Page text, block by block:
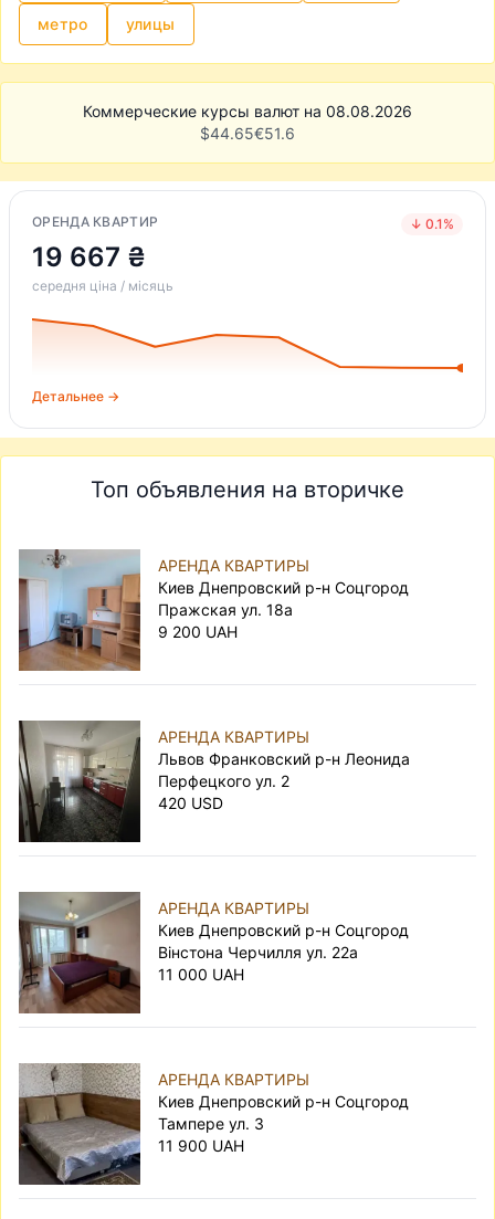
метро улицы
Коммерческие курсы валют на 08.08.2026
$44.65€51.6
ОРЕНДА КВАРТИР ↓ 0.1%
19 667 ₴
середня ціна / місяць
Детальнее →
Топ объявления на вторичке
АРЕНДА КВАРТИРЫ
Киев Днепровский р-н Соцгород
Пражская ул. 18а
9 200 UAH
АРЕНДА КВАРТИРЫ
Львов Франковский р-н Леонида
Перфецкого ул. 2
420 USD
АРЕНДА КВАРТИРЫ
Киев Днепровский р-н Соцгород
Вінстона Черчилля ул. 22а
11 000 UAH
АРЕНДА КВАРТИРЫ
Киев Днепровский р-н Соцгород
Тампере ул. 3
11 900 UAH